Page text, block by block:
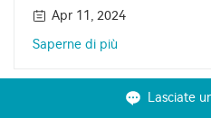
Apr 11, 2024
Saperne di più
Lasciate